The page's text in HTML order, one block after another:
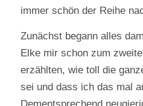
immer schön der Reihe
Zunächst begann alles
Elke mir schon zum
erzählten, wie toll die
sei und dass ich das mal